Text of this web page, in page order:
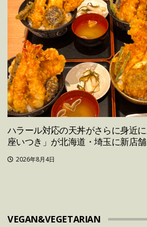
ハラール対応の天丼がさらに身近
座いつき」が北海道・埼玉に新店
2026年8月4日
VEGAN&VEGETARIAN